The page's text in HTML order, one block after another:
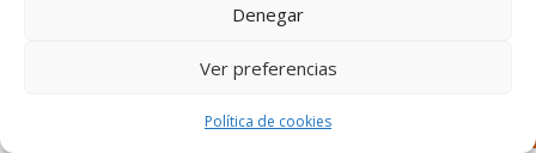
Denegar
Ver preferencias
Política de cookies
Diseñado por Escuelas Pías Provincia Emaús
Aviso Legal-